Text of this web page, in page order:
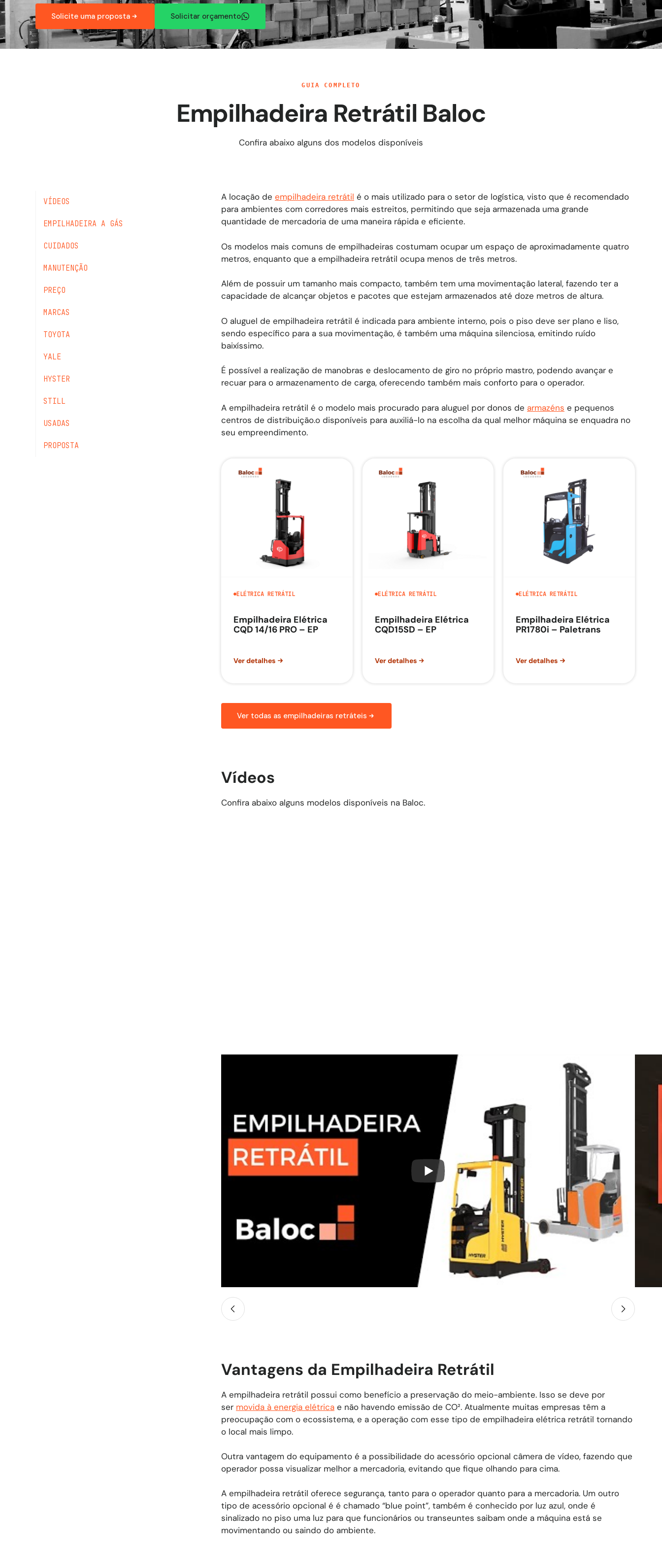
Solicite uma proposta Solicitar orçamento
GUIA COMPLETO
Empilhadeira Retrátil Baloc
Confira abaixo alguns dos modelos disponíveis
VÍDEOS
EMPILHADEIRA A GÁS
CUIDADOS
MANUTENÇÃO
PREÇO
MARCAS
TOYOTA
YALE
HYSTER
STILL
USADAS
PROPOSTA
A locação de empilhadeira retrátil é o mais utilizado para o setor de logística, visto que é recomendado
para ambientes com corredores mais estreitos, permitindo que seja armazenada uma grande
quantidade de mercadoria de uma maneira rápida e eficiente.
Os modelos mais comuns de empilhadeiras costumam ocupar um espaço de aproximadamente quatro
metros, enquanto que a empilhadeira retrátil ocupa menos de três metros.
​Além de possuir um tamanho mais compacto, também tem uma movimentação lateral, fazendo ter a
capacidade de alcançar objetos e pacotes que estejam armazenados até doze metros de altura.
O aluguel de empilhadeira retrátil é indicada para ambiente interno, pois o piso deve ser plano e liso,
sendo específico para a sua movimentação, é também uma máquina silenciosa, emitindo ruído
baixíssimo.
É possível a realização de manobras e deslocamento de giro no próprio mastro, podendo avançar e
recuar para o armazenamento de carga, oferecendo também mais conforto para o operador.
A empilhadeira retrátil é o modelo mais procurado para aluguel por donos de armazéns e pequenos
centros de distribuição.o disponíveis para auxiliá-lo na escolha da qual melhor máquina se enquadra no
seu empreendimento.
ELÉTRICA RETRÁTIL
Empilhadeira Elétrica
CQD 14/16 PRO – EP
Ver detalhes
ELÉTRICA RETRÁTIL
Empilhadeira Elétrica
CQD15SD – EP
Ver detalhes
ELÉTRICA RETRÁTIL
Empilhadeira Elétrica
PR1780i – Paletrans
Ver detalhes
Ver todas as empilhadeiras retráteis
Vídeos
Confira abaixo alguns modelos disponíveis na Baloc.
Vantagens da Empilhadeira Retrátil
A empilhadeira retrátil possui como benefício a preservação do meio-ambiente. Isso se deve por
ser movida à energia elétrica e não havendo emissão de CO². Atualmente muitas empresas têm a
preocupação com o ecossistema, e a operação com esse tipo de empilhadeira elétrica retrátil tornando
o local mais limpo.
Outra vantagem do equipamento é a possibilidade do acessório opcional câmera de vídeo, fazendo que
operador possa visualizar melhor a mercadoria, evitando que fique olhando para cima.
A empilhadeira retrátil oferece segurança, tanto para o operador quanto para a mercadoria. Um outro
tipo de acessório opcional é é chamado “blue point”, também é conhecido por luz azul, onde é
sinalizado no piso uma luz para que funcionários ou transeuntes saibam onde a máquina está se
movimentando ou saindo do ambiente.